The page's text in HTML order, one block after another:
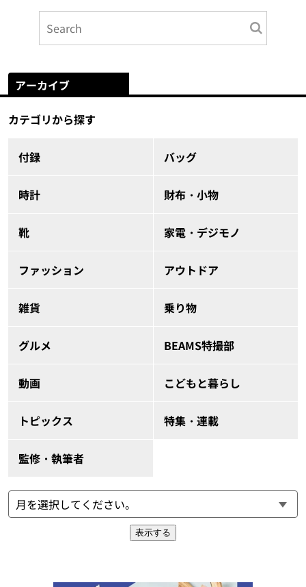
アーカイブ
カテゴリから探す
付録 バッグ
時計 財布・小物
靴 家電・デジモノ
ファッション アウトドア
雑貨 乗り物
グルメ BEAMS特撮部
動画 こどもと暮らし
トピックス 特集・連載
監修・執筆者
表示する